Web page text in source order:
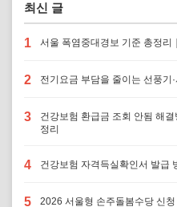
최신 글
1 서울 폭염중대경보 기준 총정리
2 전기요금 부담을 줄이는 선풍기
3
건강보험 환급금 조회 안됨 해
정리
4 건강보험 자격득실확인서 발급
5 2026 서울형 손주돌봄수당 신